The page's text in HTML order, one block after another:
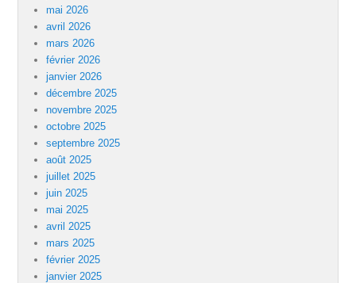
mai 2026
avril 2026
mars 2026
février 2026
janvier 2026
décembre 2025
novembre 2025
octobre 2025
septembre 2025
août 2025
juillet 2025
juin 2025
mai 2025
avril 2025
mars 2025
février 2025
janvier 2025